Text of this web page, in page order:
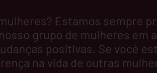
Estamos sempre
grupo de mulheres em
positivas. Se você
na vida de outras